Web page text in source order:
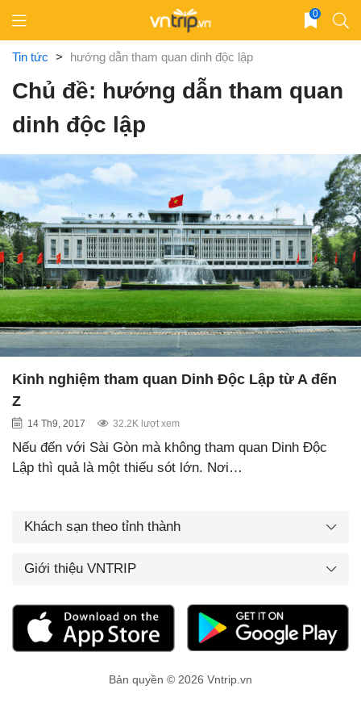
content
0
Tin tức > hướng dẫn tham quan dinh độc lập
Chủ đề: hướng dẫn tham quan
dinh độc lập
Kinh nghiệm tham quan Dinh Độc Lập từ A đến
Z
14 Th9, 2017 32.2K lượt xem
Nếu đến với Sài Gòn mà không tham quan Dinh Độc
Lập thì quả là một thiếu sót lớn. Nơi…
Khách sạn theo tỉnh thành
Giới thiệu VNTRIP
Bản quyền © 2026 Vntrip.vn